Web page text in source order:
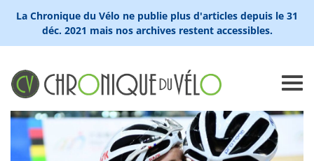
La Chronique du Vélo ne publie plus d'articles depuis le 31
déc. 2021 mais nos archives restent accessibles.